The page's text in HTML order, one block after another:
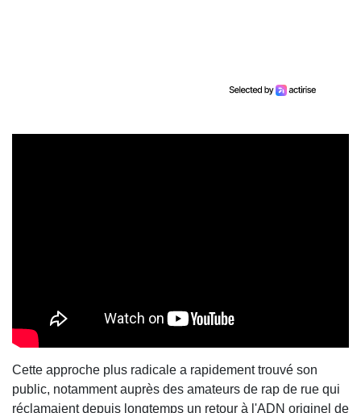
Cette approche plus radicale a rapidement trouvé son
public, notamment auprès des amateurs de rap de rue qui
réclamaient depuis longtemps un retour à l'ADN originel de